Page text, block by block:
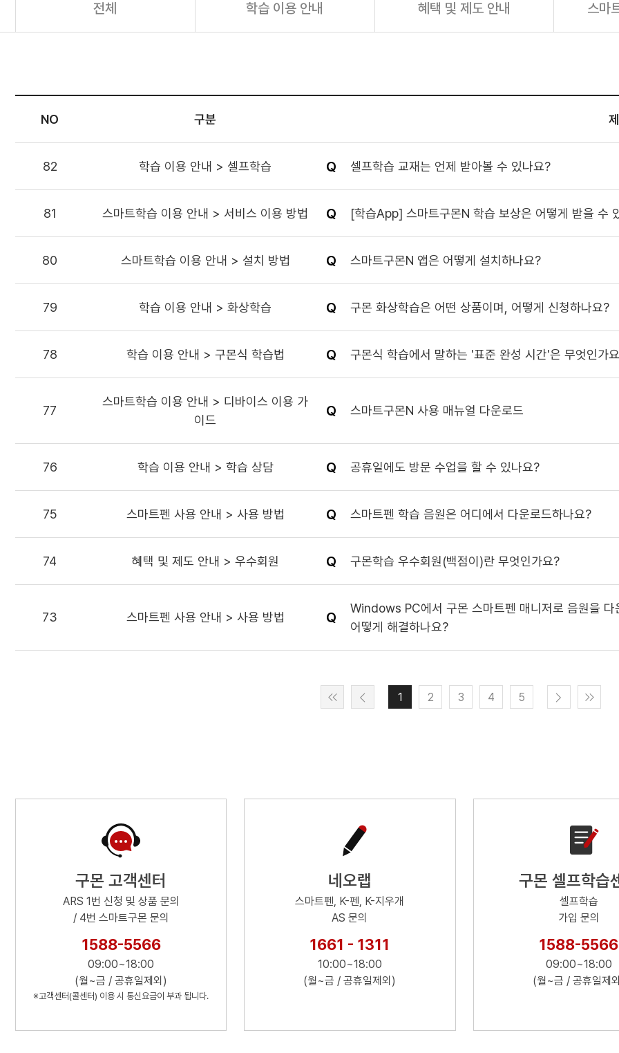
전체 학습 이용 안내 혜택 및 제도 안내 스마
NO 구분
82 학습 이용 안내 > 셀프학습 셀프학습 교재는 언제 받아볼 수 있나요?
81 스마트학습 이용 안내 > 서비스 이용 방법 [학습App] 스마트구몬N 학습 보상은 어떻게 받을 수
80 스마트학습 이용 안내 > 설치 방법 스마트구몬N 앱은 어떻게 설치하나요?
79 학습 이용 안내 > 화상학습 구몬 화상학습은 어떤 상품이며, 어떻게 신청하나요?
78 학습 이용 안내 > 구몬식 학습법 구몬식 학습에서 말하는 '표준 완성 시간'은 무엇인가
77
스마트학습 이용 안내 > 디바이스 이용 가
이드
스마트구몬N 사용 매뉴얼 다운로드
76 학습 이용 안내 > 학습 상담 공휴일에도 방문 수업을 할 수 있나요?
75 스마트펜 사용 안내 > 사용 방법 스마트펜 학습 음원은 어디에서 다운로드하나요?
74 혜택 및 제도 안내 > 우수회원 구몬학습 우수회원(백점이)란 무엇인가요?
73 스마트펜 사용 안내 > 사용 방법
Windows PC에서 구몬 스마트펜 매니저로 음원을
어떻게 해결하나요?
1 2 3 4 5
구몬 고객센터
ARS 1번 신청 및 상품 문의
/ 4번 스마트구몬 문의
1588-5566
09:00~18:00
(월~금 / 공휴일제외)
※고객센터(콜센터) 이용 시 통신요금이 부과 됩니다.
네오랩
스마트펜, K-펜, K-지우개
AS 문의
1661 - 1311
10:00~18:00
(월~금 / 공휴일제외)
구몬 셀프학습
셀프학습
가입 문의
1588-5566
09:00~18:00
(월~금 / 공휴일제